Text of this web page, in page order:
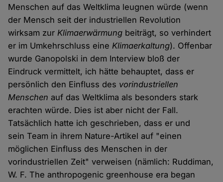
Menschen auf das Weltklima leugnen würde (wenn
der Mensch seit der industriellen Revolution
wirksam zurKlimaerwärmung beiträgt, so verhindert
er im Umkehrschluss eineKlimaerkaltung). Offenbar
wurde Ganopolski in dem Interview bloß der
Eindruck vermittelt, ich hätte behauptet, dass er
persönlich den Einfluss des vorindustriellen
Menschen auf das Weltklima als besonders stark
erachten würde. Dies ist aber nicht der Fall.
Tatsächlich hatte ich geschrieben, dass er und
sein Team in ihrem Nature-Artikel auf "einen
möglichen Einfluss des Menschen in der
vorindustriellen Zeit" verweisen (nämlich: Ruddiman,
W. F. The anthropogenic greenhouse era began